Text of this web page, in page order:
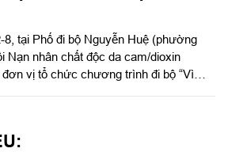
8, tại Phố đi bộ Nguyễn Huệ (phường
Nạn nhân chất độc da cam/dioxin
vị tổ chức chương trình đi bộ “Vì